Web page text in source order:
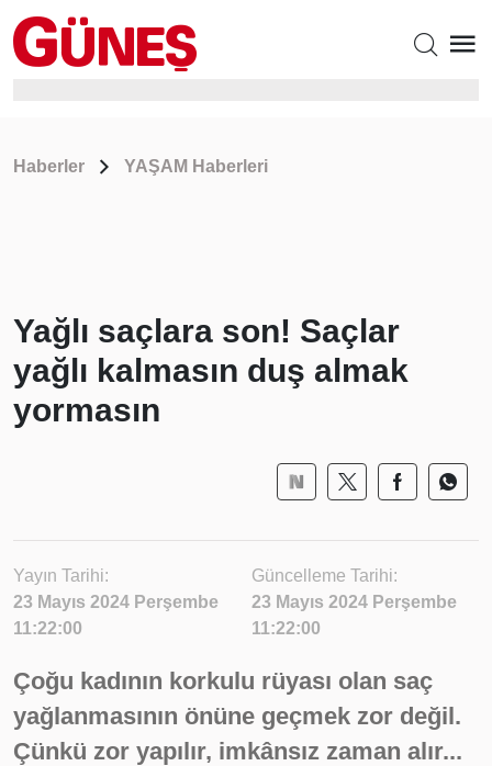
Haberler YAŞAM Haberleri
Yağlı saçlara son! Saçlar
yağlı kalmasın duş almak
yormasın
Yayın Tarihi:
23 Mayıs 2024 Perşembe
11:22:00
Güncelleme Tarihi:
23 Mayıs 2024 Perşembe
11:22:00
Çoğu kadının korkulu rüyası olan saç
yağlanmasının önüne geçmek zor değil.
Çünkü zor yapılır, imkânsız zaman alır...